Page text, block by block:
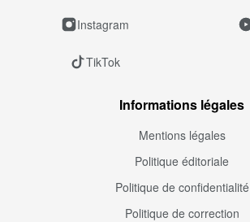
Instagram
TikTok
Informations légales
Mentions légales
Politique éditoriale
Politique de confidentialité
Politique de correction